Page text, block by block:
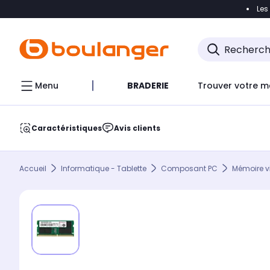
Accéder
Menu BRADERIE Trouver votre
Caractéristiques Avis clients
Accueil Informatique - Tablette Composant PC Mémoire